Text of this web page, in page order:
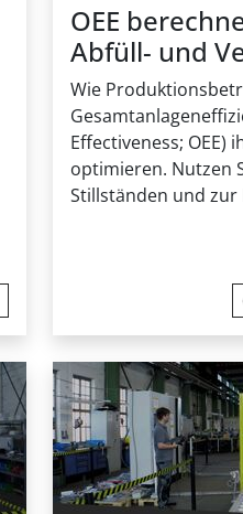
OEE
Abfüll- und
Wie
Effectiveness;
optimieren. Nutzen
Stillständen und zur